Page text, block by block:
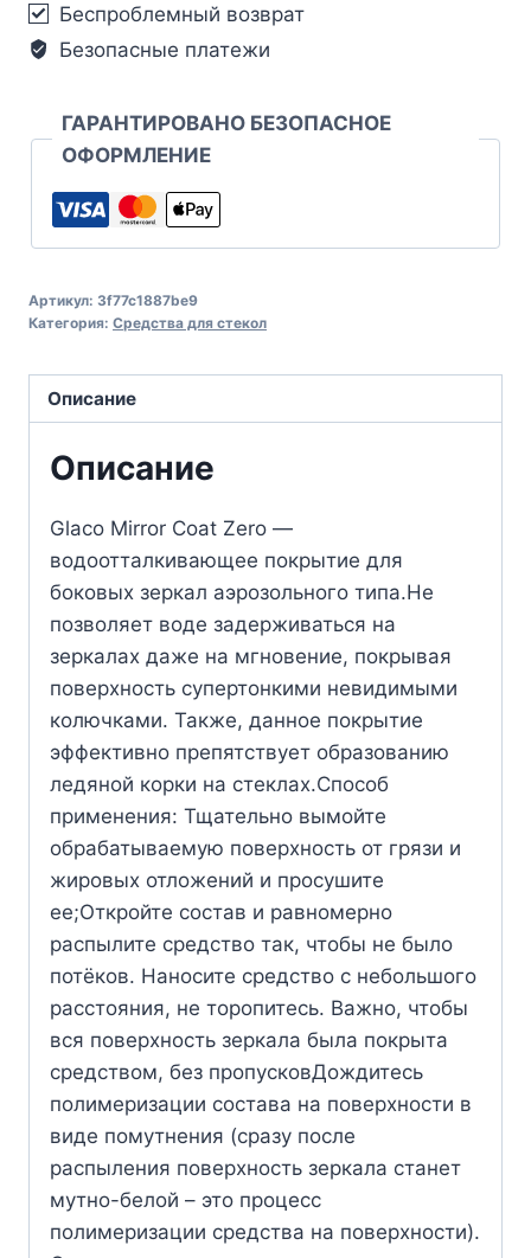
Беспроблемный возврат
Безопасные платежи
ГАРАНТИРОВАНО БЕЗОПАСНОЕ
ОФОРМЛЕНИЕ
Артикул: 3f77c1887be9
Категория: Средства для стекол
Описание
Описание
Glaco Mirror Сoat Zero —
водоотталкивающее покрытие для
боковых зеркал аэрозольного типа.Не
позволяет воде задерживаться на
зеркалах даже на мгновение, покрывая
поверхность супертонкими невидимыми
колючками. Также, данное покрытие
эффективно препятствует образованию
ледяной корки на стеклах.Способ
применения: Тщательно вымойте
обрабатываемую поверхность от грязи и
жировых отложений и просушите
ее;Откройте состав и равномерно
распылите средство так, чтобы не было
потёков. Наносите средство с небольшого
расстояния, не торопитесь. Важно, чтобы
вся поверхность зеркала была покрыта
средством, без пропусковДождитесь
полимеризации состава на поверхности в
виде помутнения (сразу после
распыления поверхность зеркала станет
мутно-белой – это процесс
полимеризации средства на поверхности).